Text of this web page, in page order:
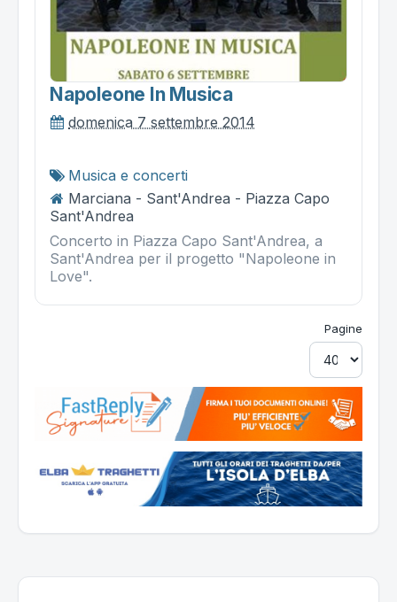
Napoleone In Musica
domenica 7 settembre 2014
Musica e concerti
Marciana - Sant'Andrea - Piazza Capo
Sant'Andrea
Concerto in Piazza Capo Sant'Andrea, a
Sant'Andrea per il progetto "Napoleone in
Love".
Pagine